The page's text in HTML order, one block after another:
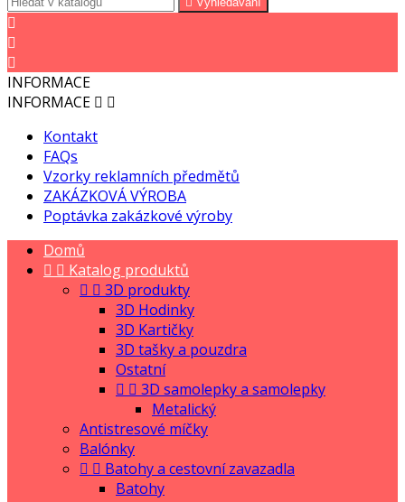



INFORMACE
INFORMACE  
Kontakt
FAQs
Vzorky reklamních předmětů
ZAKÁZKOVÁ VÝROBA
Poptávka zakázkové výroby
Domů
  Katalog produktů
  3D produkty
3D Hodinky
3D Kartičky
3D tašky a pouzdra
Ostatní
  3D samolepky a samolepky
Metalický
Antistresové míčky
Balónky
  Batohy a cestovní zavazadla
Batohy